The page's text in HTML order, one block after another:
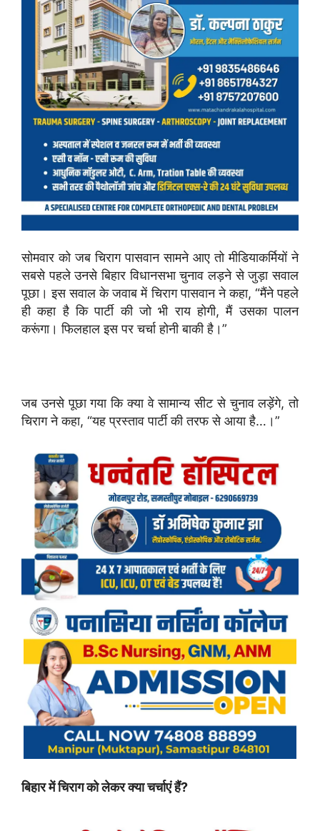
सोमवार को जब चिराग पासवान सामने आए तो मीडियाकर्मियों ने
सबसे पहले उनसे बिहार विधानसभा चुनाव लड़ने से जुड़ा सवाल
पूछा। इस सवाल के जवाब में चिराग पासवान ने कहा, “मैंने पहले
ही कहा है कि पार्टी की जो भी राय होगी, मैं उसका पालन
करूंगा। फिलहाल इस पर चर्चा होनी बाकी है।”
जब उनसे पूछा गया कि क्या वे सामान्य सीट से चुनाव लड़ेंगे, तो
चिराग ने कहा, “यह प्रस्ताव पार्टी की तरफ से आया है…।”
बिहार में चिराग को लेकर क्या चर्चाएं हैं?